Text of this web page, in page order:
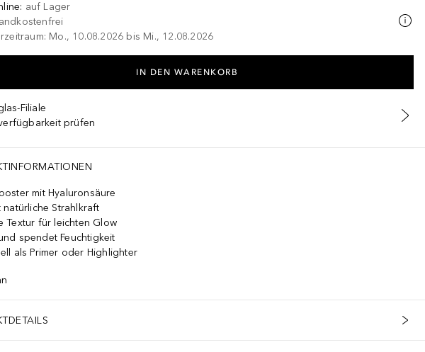
: auf Lager
Mo., 10.08.2026 bis Mi., 12.08.2026
IN DEN WARENKORB
Filiale
prüfen
mit Hyaluronsäure
natürliche Strahlkraft
Textur für leichten Glow
spendet Feuchtigkeit
als Primer oder Highlighter